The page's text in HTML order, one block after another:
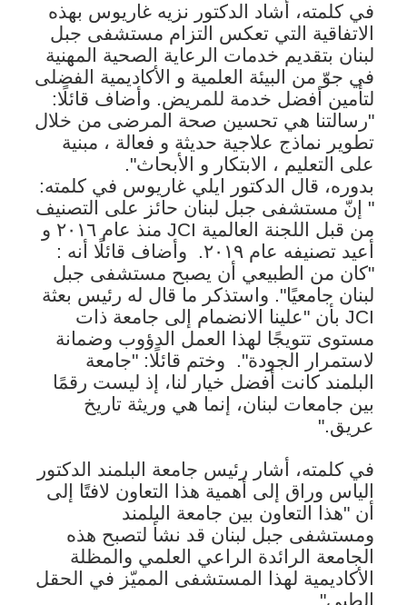
في كلمته، أشاد الدكتور نزيه غاريوس بهذه
الاتفاقية التي تعكس التزام مستشفى جبل
لبنان بتقديم خدمات الرعاية الصحية المهنية
في جوّ من البيئة العلمية و الأكاديمية الفضلى
لتأمين أفضل خدمة للمريض. وأضاف قائلًا:
"رسالتنا هي تحسين صحة المرضى من خلال
تطوير نماذج علاجية حديثة و فعالة ، مبنية
على التعليم ، الابتكار و الأبحاث".
بدوره، قال الدكتور ايلي غاريوس في كلمته:
" إنّ مستشفى جبل لبنان حائز على التصنيف
من قبل اللجنة العالمية JCI منذ عام ٢٠١٦ و
أعيد تصنيفه عام ٢٠١٩.
وأضاف قائلًا أنه :
"كان من الطبيعي أن يصبح مستشفى جبل
لبنان جامعيًا". واستذكر ما قال له رئيس بعثة
JCI بأن "علينا الانضمام إلى جامعة ذات
مستوى تتويجًا لهذا العمل الدؤوب وضمانة
لاستمرار الجودة".
وختم قائلًا: "جامعة
البلمند كانت أفضل خيار لنا، إذ ليست رقمًا
بين جامعات لبنان، إنما هي وريثة تاريخ
عريق."
في كلمته، أشار رئيس جامعة البلمند الدكتور
الياس وراق إلى أهمية هذا التعاون لافتًا إلى
أن "هذا التعاون بين جامعة البلمند
ومستشفى جبل لبنان قد نشأ لتصبح هذه
الجامعة الرائدة الراعي العلمي والمظلة
الأكاديمية لهذا المستشفى المميّز في الحقل